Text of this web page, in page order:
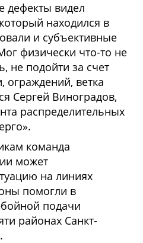
дефекты видел
находился в
и субъективные
физически что-то не
не подойти за счет
ограждений, ветка
Сергей Виноградов,
распределительных
команда
может
на линиях
помогли в
подачи
районах Санкт-